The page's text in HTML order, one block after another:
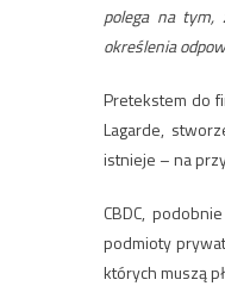
polega na tym,
określenia
Pretekstem do
Lagarde,
istnieje – na
CBDC,
podmioty
których muszą